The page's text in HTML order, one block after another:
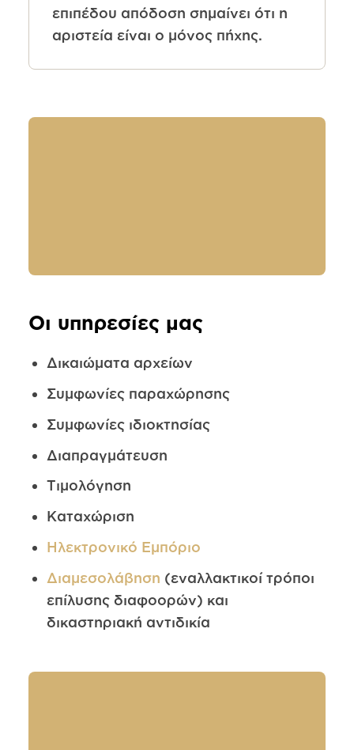
επιπέδου απόδοση σημαίνει ότι η
αριστεία είναι ο μόνος πήχης.
Οι υπηρεσίες μας
Δικαιώματα αρχείων
Συμφωνίες παραχώρησης
Συμφωνίες ιδιοκτησίας
Διαπραγμάτευση
Τιμολόγηση
Καταχώριση
Ηλεκτρονικό Εμπόριο
Διαμεσολάβηση (εναλλακτικοί τρόποι
επίλυσης διαφοορών) και
δικαστηριακή αντιδικία